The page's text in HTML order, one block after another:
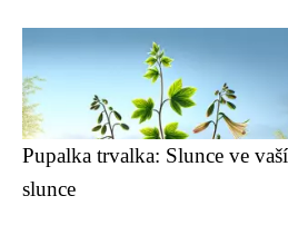
Pupalka trvalka: Slunce ve
slunce